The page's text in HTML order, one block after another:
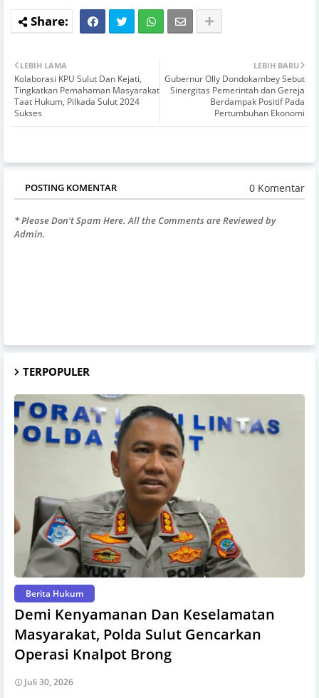
LEBIH BARU
Gubernur Olly Dondokambey Sebut
Sinergitas Pemerintah dan Gereja
Berdampak Positif Pada
Pertumbuhan Ekonomi
LEBIH LAMA
Kolaborasi KPU Sulut Dan Kejati,
Tingkatkan Pemahaman Masyarakat
Taat Hukum, Pilkada Sulut 2024
Sukses
POSTING KOMENTAR 0 Komentar
* Please Don't Spam Here. All the Comments are Reviewed by
Admin.
TERPOPULER
Berita Hukum
Demi Kenyamanan Dan Keselamatan
Masyarakat, Polda Sulut Gencarkan
Operasi Knalpot Brong
Juli 30, 2026